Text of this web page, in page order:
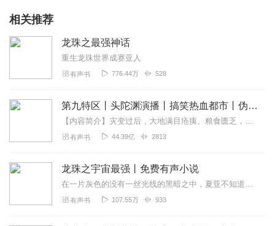
听一达一
2021-05-25
a252
2021-09-27 1
杜灵
2021-10-08
极冰_全开型
相关推荐
龙珠之最强神话
重生龙珠世界成赛亚人
有声书 776.44万 528
第九特区丨头陀渊演播丨搞笑热血都市丨伪戒丨VIP免费多人有声剧
【内容简介】灾变过后，大地满目疮痍。粮食匮乏，资源紧俏，局势混乱……一位从待规划区杀出来的青年，背对着漫天黄沙，孤身来到九区谋生，却不曾想偶然结识三五好友，一念...
有声书 44.39亿 2813
龙珠之宇宙最强丨免费有声小说
在一片灰色的没有一丝光线的黑暗之中，夏亚不知道自己已经在这里呆了有多久，一年、二年，还是更久？他已经记不清了。自从来到这里之后，他一直在这片看不到...
有声书 107.55万 933